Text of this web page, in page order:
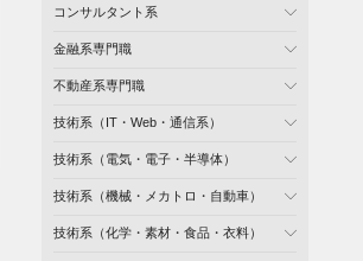
コンサルタント系
金融系専門職
不動産系専門職
技術系（IT・Web・通信系）
技術系（電気・電子・半導体）
技術系（機械・メカトロ・自動車）
技術系（化学・素材・食品・衣料）